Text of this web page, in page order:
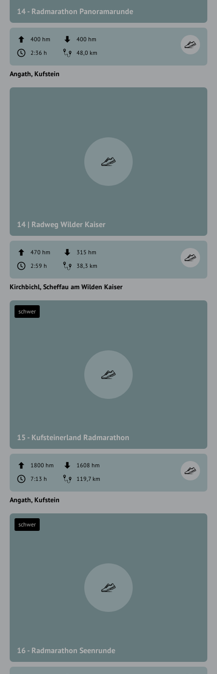
14 - Radmarathon Panoramarunde
400 hm
400 hm
2:36 h
48,0 km
Angath Kufstein
14 | Radweg Wilder Kaiser
470 hm
315 hm
2:59 h
38,3 km
Kirchbichl Scheffau am Wilden Kaiser
15 - Kufsteinerland Radmarathon
schwer
1800 hm
1608 hm
7:13 h
119,7 km
Angath Kufstein
16 - Radmarathon Seenrunde
schwer